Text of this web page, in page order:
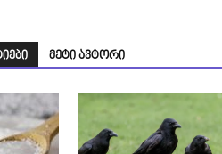
მეტი ავტორი